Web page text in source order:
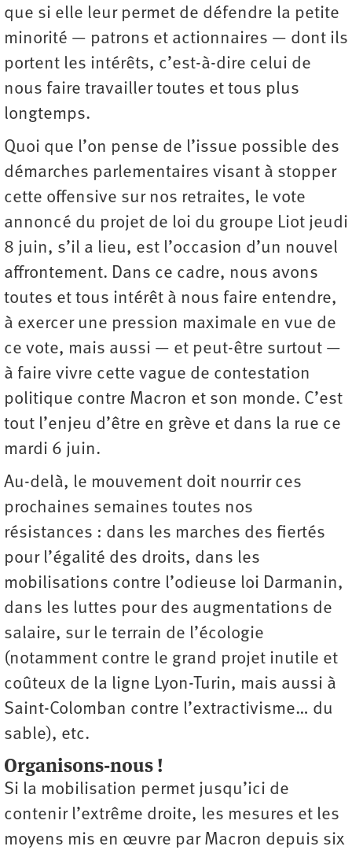
que si elle leur permet de défendre la petite
minorité — patrons et actionnaires — dont ils
portent les intérêts, c’est-à-dire celui de
nous faire travailler toutes et tous plus
longtemps.
Quoi que l’on pense de l’issue possible des
démarches parlementaires visant à stopper
cette offensive sur nos retraites, le vote
annoncé du projet de loi du groupe Liot jeudi
8 juin, s’il a lieu, est l’occasion d’un nouvel
affrontement. Dans ce cadre, nous avons
toutes et tous intérêt à nous faire entendre,
à exercer une pression maximale en vue de
ce vote, mais aussi — et peut-être surtout —
à faire vivre cette vague de contestation
politique contre Macron et son monde. C’est
tout l’enjeu d’être en grève et dans la rue ce
mardi 6 juin.
Au-delà, le mouvement doit nourrir ces
prochaines semaines toutes nos
résistances : dans les marches des fiertés
pour l’égalité des droits, dans les
mobilisations contre l’odieuse loi Darmanin,
dans les luttes pour des augmentations de
salaire, sur le terrain de l’écologie
(notamment contre le grand projet inutile et
coûteux de la ligne Lyon-Turin, mais aussi à
Saint-Colomban contre l’extractivisme… du
sable), etc.
Organisons-nous !
Si la mobilisation permet jusqu’ici de
contenir l’extrême droite, les mesures et les
moyens mis en œuvre par Macron depuis six